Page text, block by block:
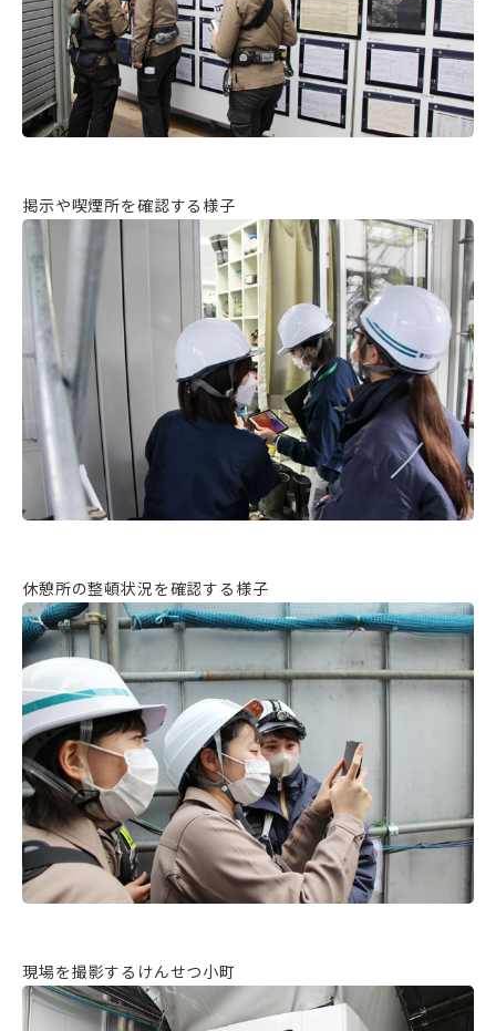
掲示や喫煙所を確認する様子
休憩所の整頓状況を確認する様子
現場を撮影するけんせつ小町